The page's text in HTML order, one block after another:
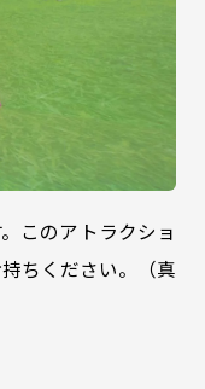
このアトラクショ
ちください。（真